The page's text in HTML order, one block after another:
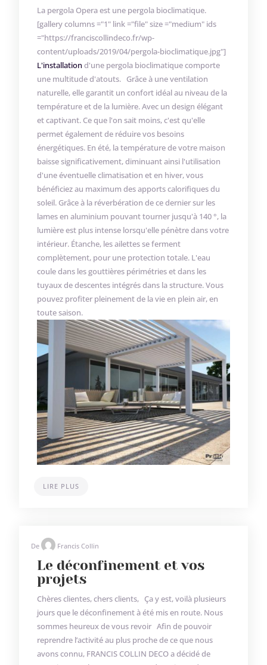
La pergola Opera est une pergola bioclimatique.
[gallery columns ="1" link ="file" size ="medium" ids
="https://franciscollindeco.fr/wp-
content/uploads/2019/04/pergola-bioclimatique.jpg"]
L'installationd'une pergola bioclimatique comporte
une multitude d'atouts. Grâce à une ventilation
naturelle, elle garantit un confort idéal au niveau de la
température et de la lumière. Avec un design élégant
et captivant. Ce que l'on sait moins, c'est qu'elle
permet également de réduire vos besoins
énergétiques. En été, la température de votre maison
baisse significativement, diminuant ainsi l'utilisation
d'une éventuelle climatisation et en hiver, vous
bénéficiez au maximum des apports calorifiques du
soleil. Grâce à la réverbération de ce dernier sur les
lames en aluminium pouvant tourner jusqu'à 140 °, la
lumière est plus intense lorsqu'elle pénètre dans votre
intérieur. Étanche, les ailettes se ferment
complètement, pour une protection totale. L'eau
coule dans les gouttières périmétries et dans les
tuyaux de descentes intégrés dans la structure. Vous
pouvez profiter pleinement de la vie en plein air, en
toute saison.
LIRE PLUS
De Francis Collin
Le déconfinement et vos
projets
Chères clientes, chers clients, Ça y est, voilà plusieurs
jours que le déconfinement à été mis en route. Nous
sommes heureux de vous revoir Afin de pouvoir
reprendre l’activité au plus proche de ce que nous
avons connu, FRANCIS COLLIN DECO a décidé de